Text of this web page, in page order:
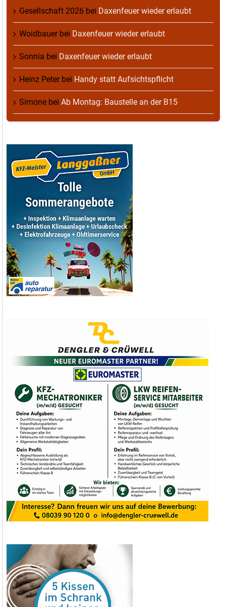
Gesellschaft 2026 bei Daxenfeuer wieder erlaubt
Woidbauerbei Daxenfeuer wieder erlaubt
Sonnia bei Daxenfeuer wieder erlaubt
Heinz Peterbei Handy statt Aufsichtspflicht
Simone bei Ab Montag: Baustelle an der B15